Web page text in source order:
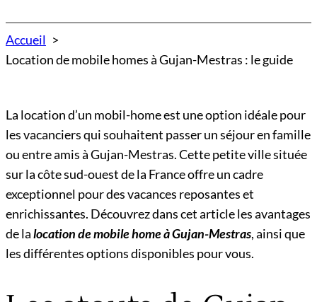
Accueil
Location de mobile homes à Gujan-Mestras : le guide
La location d’un mobil-home est une option idéale pour
les vacanciers qui souhaitent passer un séjour en famille
ou entre amis à Gujan-Mestras. Cette petite ville située
sur la côte sud-ouest de la France offre un cadre
exceptionnel pour des vacances reposantes et
enrichissantes. Découvrez dans cet article les avantages
de lalocation de mobile home à Gujan-Mestras, ainsi que
les différentes options disponibles pour vous.